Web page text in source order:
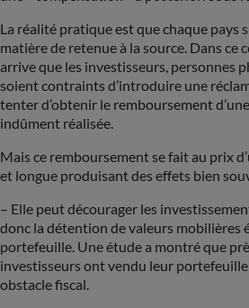
La réalité pratique est que chaque pays
matière de retenue à la source. Dans ce
arrive que les investisseurs, personnes
soient contraints d’introduire une
tenter d’obtenir le remboursement
indûment réalisée.
Mais ce remboursement se fait au prix
et longue produisant des effets bien
– Elle peut décourager les
donc la détention de valeurs mobilières
portefeuille. Une étude a montré que
investisseurs ont vendu leur portefeuille
obstacle fiscal.